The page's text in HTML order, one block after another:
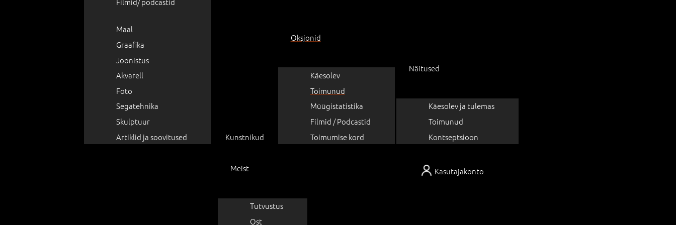
Kasutajakonto
Maal
Graafika
Joonistus
Akvarell
Foto
Segatehnika
Skulptuur
Artiklid ja soovitused
Kunstnikud
Oksjonid
Käesolev
Toimunud
Müügistatistika
Filmid / Podcastid
Toimumise kord
Näitused
Käesolev ja tulemas
Toimunud
Kontseptsioon
Meist
Tutvustus
Ost